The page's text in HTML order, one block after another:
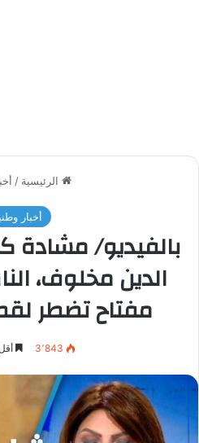
الرئيسية /
أخبار
بالفيديو/ مشادة
الدين مخلوف،
مفتاح تضطر
3٬843